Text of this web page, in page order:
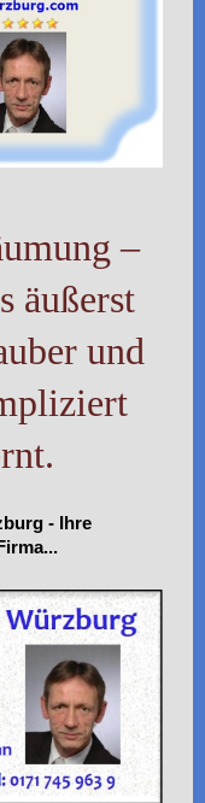
–
äußerst
und
- Ihre